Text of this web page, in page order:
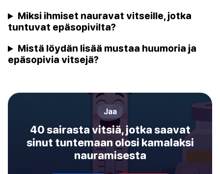
Miksi ihmiset nauravat vitseille, jotka
tuntuvat epäsopivilta?
Mistä löydän lisää mustaa huumoria ja
epäsopivia vitsejä?
Jaa
40 sairasta vitsiä, jotka saavat
sinut tuntemaan olosi kamalaksi
nauramisesta